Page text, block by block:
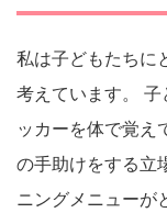
私は子どもたちに
考えています。
ッカーを体で覚え
の手助けをする立
ニングメニューが